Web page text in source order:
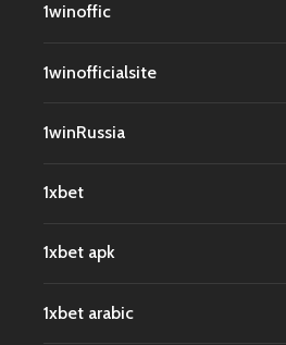
1winoffic
1winofficialsite
1winRussia
1xbet
1xbet apk
1xbet arabic